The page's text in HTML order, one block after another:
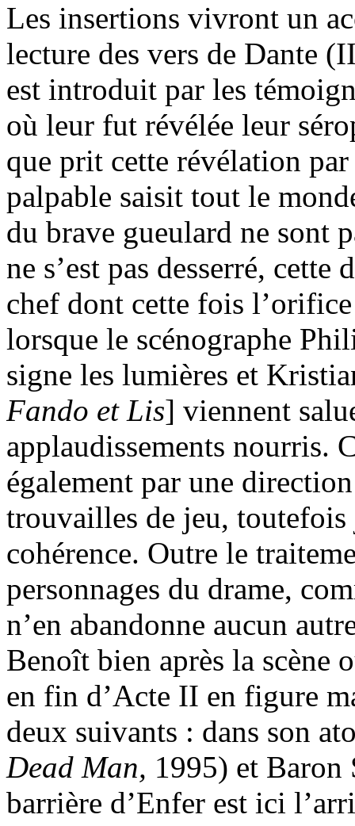
Les insertions vivront un
lecture des vers de Dante
est introduit par les
où leur fut révélée leur
que prit cette révélation
palpable saisit tout le
du brave gueulard ne sont
ne s’est pas desserré,
chef dont cette fois
lorsque le scénographe
signe les lumières et
Fando et Lis] viennent
applaudissements nourris.
également par une
trouvailles de jeu, toutefois
cohérence. Outre le
personnages du drame,
n’en abandonne aucun
Benoît bien après la scène
en fin d’Acte II en figure
deux suivants : dans son
Dead Man, 1995) et
barrière d’Enfer est ici